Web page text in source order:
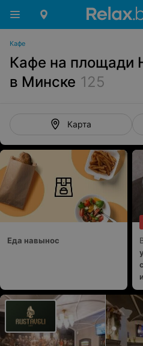
Кафе
Кафе на площади
в Минске 125
Карта
Еда навынос